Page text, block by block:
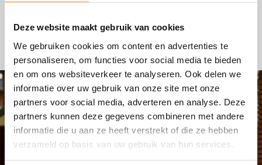
Deze website maakt gebruik van cookies
We gebruiken cookies om content en advertenties te
personaliseren, om functies voor social media te bieden
en om ons websiteverkeer te analyseren. Ook delen we
informatie over uw gebruik van onze site met onze
partners voor social media, adverteren en analyse. Deze
partners kunnen deze gegevens combineren met andere
informatie die u aan ze heeft verstrekt of die ze hebben
verzameld op basis van uw gebruik van hun services.